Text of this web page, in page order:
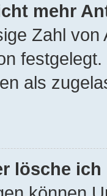
mehr
Zahl
als
lösche